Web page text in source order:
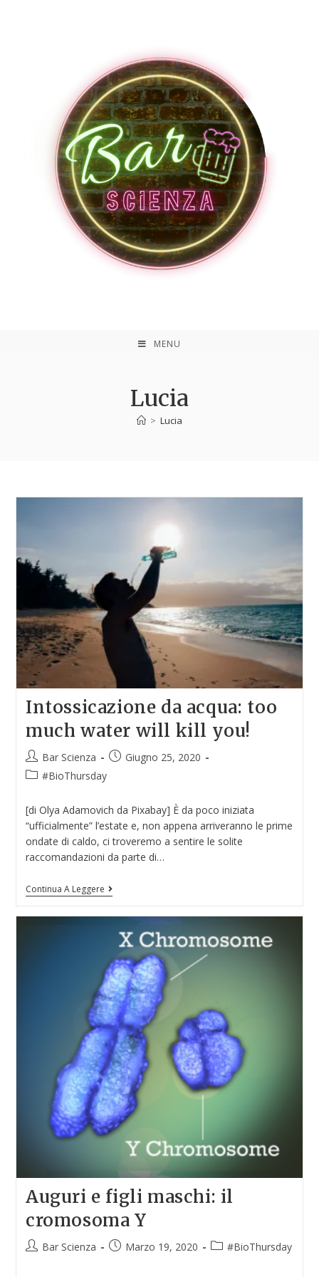
MENU
Lucia
> Lucia
Intossicazione da acqua: too
much water will kill you!
Bar Scienza
Giugno 25, 2020
#BioThursday
[di Olya Adamovich da Pixabay] È da poco iniziata
“ufficialmente” l’estate e, non appena arriveranno le prime
ondate di caldo, ci troveremo a sentire le solite
raccomandazioni da parte di…
Continua A Leggere
Auguri e figli maschi: il
cromosoma Y
Bar Scienza Marzo 19, 2020 #BioThursday